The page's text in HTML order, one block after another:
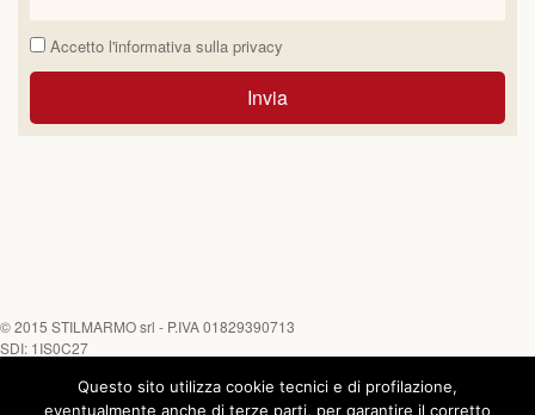
Accetto l'informativa sulla privacy
Invia
© 2015 STILMARMO srl - P.IVA 01829390713
SDI: 1IS0C27
Tel. +39 0882 645452 - Fax +39 0882 646170Chiamaci su
Questo sito utilizza cookie tecnici e di profilazione,
eventualmente anche di terze parti, per garantire il corretto